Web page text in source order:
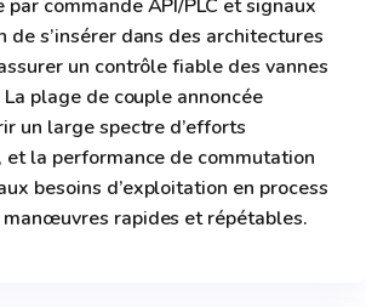
par commande API/PLC et signaux
de s’insérer dans des architectures
un contrôle fiable des vannes
plage de couple annoncée
un large spectre d’efforts
et la performance de commutation
besoins d’exploitation en process
rapides et répétables.